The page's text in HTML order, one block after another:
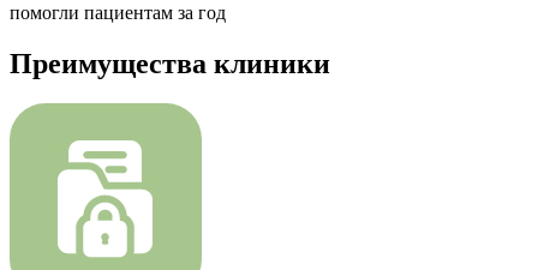
помогли пациентам за год
Преимущества клиники